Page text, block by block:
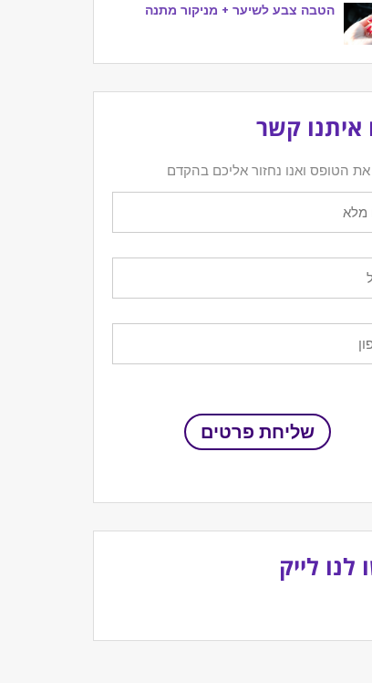
הטבה צבע לשיער + מניקור מתנה
איתנו קשר
הטופס ואנו נחזור אליכם בהקדם
לנו לייק